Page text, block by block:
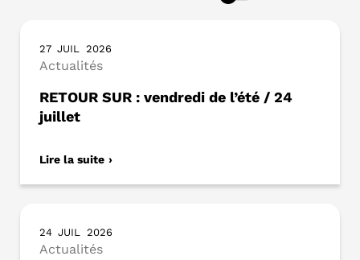
27 JUIL 2026
Actualités
RETOUR SUR : vendredi de l’été / 24
juillet
Lire la suite
24 JUIL 2026
Actualités